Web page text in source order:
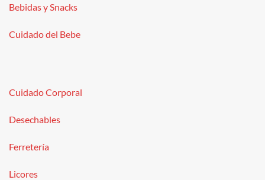
Bebidas y Snacks
Cuidado del Bebe
Cuidado Corporal
Desechables
Ferretería
Licores